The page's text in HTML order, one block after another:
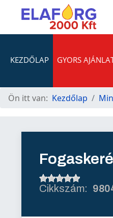
KEZDŐLAP GYORS
Ön itt van: Kezdőlap